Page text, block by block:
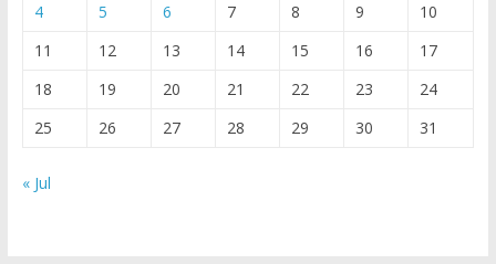
4
5 6 7 8 9
10
11
12 13 14 15 16
17
18
19 20 21 22 23
24
25
26 27 28 29 30 31
« Jul